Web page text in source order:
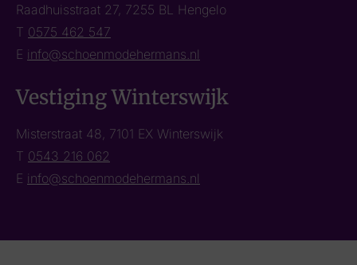
Raadhuisstraat 27, 7255 BL Hengelo
T 0575 462 547
E info@schoenmodehermans.nl
Vestiging Winterswijk
Misterstraat 48, 7101 EX Winterswijk
T 0543 216 062
E info@schoenmodehermans.nl